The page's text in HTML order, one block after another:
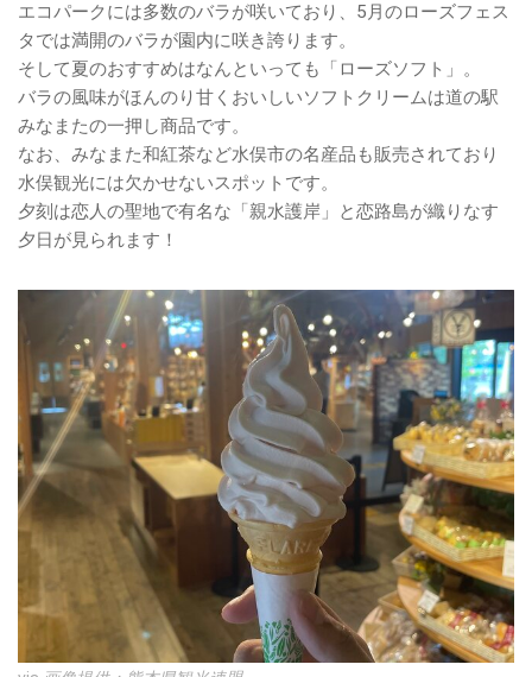
エコパークには多数のバラが咲いており、5月のローズフェス
タでは満開のバラが園内に咲き誇ります。
そして夏のおすすめはなんといっても「ローズソフト」。
バラの風味がほんのり甘くおいしいソフトクリームは道の駅
みなまたの一押し商品です。
なお、みなまた和紅茶など水俣市の名産品も販売されており
水俣観光には欠かせないスポットです。
夕刻は恋人の聖地で有名な「親水護岸」と恋路島が織りなす
夕日が見られます！